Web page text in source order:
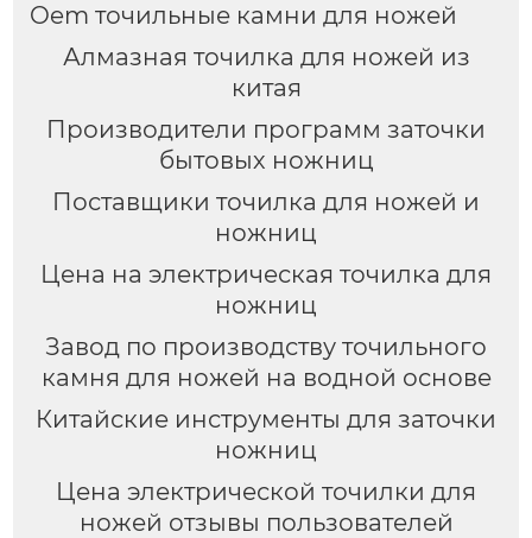
Oem точильные камни для ножей
Алмазная точилка для ножей из
китая
Производители программ заточки
бытовых ножниц
Поставщики точилка для ножей и
ножниц
Цена на электрическая точилка для
ножниц
Завод по производству точильного
камня для ножей на водной основе
Китайские инструменты для заточки
ножниц
Цена электрической точилки для
ножей отзывы пользователей